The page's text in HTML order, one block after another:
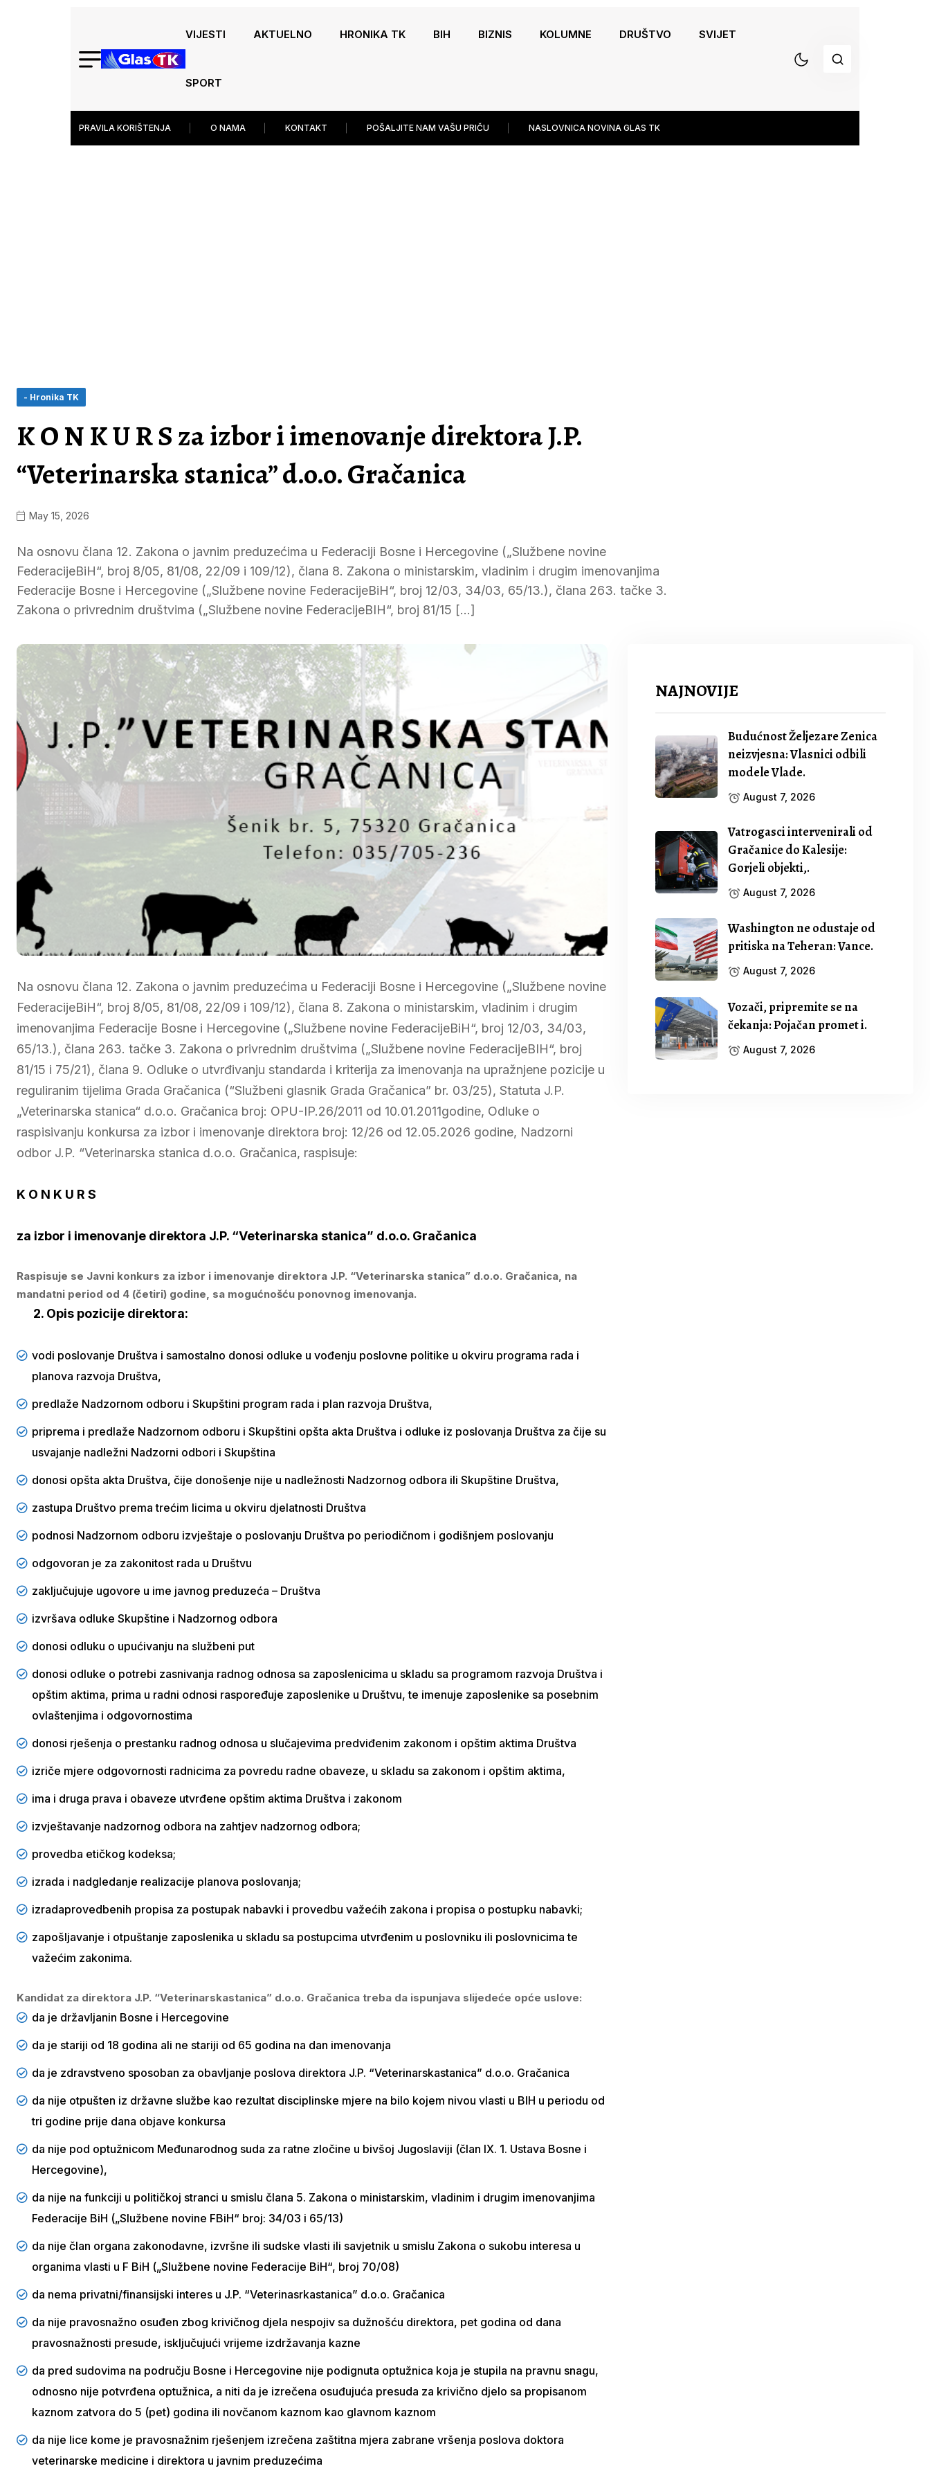
VIJESTI AKTUELNO HRONIKA TK BIH BIZNIS KOLUMNE DRUŠTVO SVIJET
SPORT
PRAVILA KORIŠTENJA O NAMA KONTAKT POŠALJITE NAM VAŠU PRIČU NASLOVNICA NOVINA GLAS TK
- Hronika TK
K O N K U R S za izbor i imenovanje direktora J.P.
“Veterinarska stanica” d.o.o. Gračanica
May 15, 2026
Na osnovu člana 12. Zakona o javnim preduzećima u Federaciji Bosne i Hercegovine („Službene novine
FederacijeBiH“, broj 8/05, 81/08, 22/09 i 109/12), člana 8. Zakona o ministarskim, vladinim i drugim imenovanjima
Federacije Bosne i Hercegovine („Službene novine FederacijeBiH“, broj 12/03, 34/03, 65/13.), člana 263. tačke 3.
Zakona o privrednim društvima („Službene novine FederacijeBIH“, broj 81/15 […]
Na osnovu člana 12. Zakona o javnim preduzećima u Federaciji Bosne i Hercegovine („Službene novine
FederacijeBiH“, broj 8/05, 81/08, 22/09 i 109/12), člana 8. Zakona o ministarskim, vladinim i drugim
imenovanjima Federacije Bosne i Hercegovine („Službene novine FederacijeBiH“, broj 12/03, 34/03,
65/13.), člana 263. tačke 3. Zakona o privrednim društvima („Službene novine FederacijeBIH“, broj
81/15 i 75/21), člana 9. Odluke o utvrđivanju standarda i kriterija za imenovanja na upražnjene pozicije u
reguliranim tijelima Grada Gračanica (“Službeni glasnik Grada Gračanica” br. 03/25), Statuta J.P.
„Veterinarska stanica“ d.o.o. Gračanica broj: OPU-IP.26/2011 od 10.01.2011godine, Odluke o
raspisivanju konkursa za izbor i imenovanje direktora broj: 12/26 od 12.05.2026 godine, Nadzorni
odbor J.P. “Veterinarska stanica d.o.o. Gračanica, raspisuje:
K O N K U R S
za izbor i imenovanje direktora J.P. “Veterinarska stanica” d.o.o. Gračanica
Raspisuje se Javni konkurs za izbor i imenovanje direktora J.P. “Veterinarska stanica” d.o.o. Gračanica, na
mandatni period od 4 (četiri) godine, sa mogućnošću ponovnog imenovanja.
2. Opis pozicije direktora:
vodi poslovanje Društva i samostalno donosi odluke u vođenju poslovne politike u okviru programa rada i
planova razvoja Društva,
predlaže Nadzornom odboru i Skupštini program rada i plan razvoja Društva,
priprema i predlaže Nadzornom odboru i Skupštini opšta akta Društva i odluke iz poslovanja Društva za čije su
usvajanje nadležni Nadzorni odbori i Skupština
donosi opšta akta Društva, čije donošenje nije u nadležnosti Nadzornog odbora ili Skupštine Društva,
zastupa Društvo prema trećim licima u okviru djelatnosti Društva
podnosi Nadzornom odboru izvještaje o poslovanju Društva po periodičnom i godišnjem poslovanju
odgovoran je za zakonitost rada u Društvu
zaključujuje ugovore u ime javnog preduzeća – Društva
izvršava odluke Skupštine i Nadzornog odbora
donosi odluku o upućivanju na službeni put
donosi odluke o potrebi zasnivanja radnog odnosa sa zaposlenicima u skladu sa programom razvoja Društva i
opštim aktima, prima u radni odnosi raspoređuje zaposlenike u Društvu, te imenuje zaposlenike sa posebnim
ovlaštenjima i odgovornostima
donosi rješenja o prestanku radnog odnosa u slučajevima predviđenim zakonom i opštim aktima Društva
izriče mjere odgovornosti radnicima za povredu radne obaveze, u skladu sa zakonom i opštim aktima,
ima i druga prava i obaveze utvrđene opštim aktima Društva i zakonom
izvještavanje nadzornog odbora na zahtjev nadzornog odbora;
provedba etičkog kodeksa;
izrada i nadgledanje realizacije planova poslovanja;
izradaprovedbenih propisa za postupak nabavki i provedbu važećih zakona i propisa o postupku nabavki;
zapošljavanje i otpuštanje zaposlenika u skladu sa postupcima utvrđenim u poslovniku ili poslovnicima te
važećim zakonima.
Kandidat za direktora J.P. “Veterinarskastanica” d.o.o. Gračanica treba da ispunjava slijedeće opće uslove:
da je državljanin Bosne i Hercegovine
da je stariji od 18 godina ali ne stariji od 65 godina na dan imenovanja
da je zdravstveno sposoban za obavljanje poslova direktora J.P. “Veterinarskastanica” d.o.o. Gračanica
da nije otpušten iz državne službe kao rezultat disciplinske mjere na bilo kojem nivou vlasti u BIH u periodu od
tri godine prije dana objave konkursa
da nije pod optužnicom Međunarodnog suda za ratne zločine u bivšoj Jugoslaviji (član IX. 1. Ustava Bosne i
Hercegovine),
da nije na funkciji u političkoj stranci u smislu člana 5. Zakona o ministarskim, vladinim i drugim imenovanjima
Federacije BiH („Službene novine FBiH“ broj: 34/03 i 65/13)
da nije član organa zakonodavne, izvršne ili sudske vlasti ili savjetnik u smislu Zakona o sukobu interesa u
organima vlasti u F BiH („Službene novine Federacije BiH“, broj 70/08)
da nema privatni/finansijski interes u J.P. “Veterinasrkastanica” d.o.o. Gračanica
da nije pravosnažno osuđen zbog krivičnog djela nespojiv sa dužnošću direktora, pet godina od dana
pravosnažnosti presude, isključujući vrijeme izdržavanja kazne
da pred sudovima na području Bosne i Hercegovine nije podignuta optužnica koja je stupila na pravnu snagu,
odnosno nije potvrđena optužnica, a niti da je izrečena osuđujuća presuda za krivično djelo sa propisanom
kaznom zatvora do 5 (pet) godina ili novčanom kaznom kao glavnom kaznom
da nije lice kome je pravosnažnim rješenjem izrečena zaštitna mjera zabrane vršenja poslova doktora
veterinarske medicine i direktora u javnim preduzećima
NAJNOVIJE
Budućnost Željezare Zenica
neizvjesna: Vlasnici odbili
modele Vlade.
August 7, 2026
Vatrogasci intervenirali od
Gračanice do Kalesije:
Gorjeli objekti,.
August 7, 2026
Washington ne odustaje od
pritiska na Teheran: Vance.
August 7, 2026
Vozači, pripremite se na
čekanja: Pojačan promet i.
August 7, 2026